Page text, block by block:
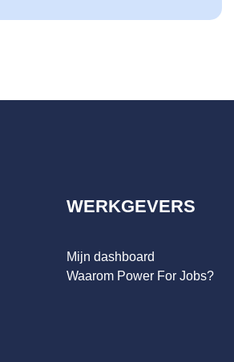
WERKGEVERS
Mijn dashboard
Waarom Power For Jobs?